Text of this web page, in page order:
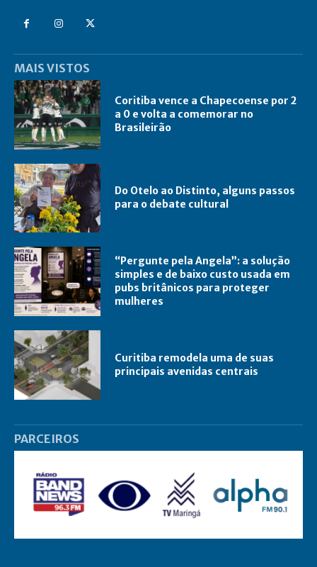
MAIS VISTOS
Coritiba vence a Chapecoense por 2
a 0 e volta a comemorar no
Brasileirão
Do Otelo ao Distinto, alguns passos
para o debate cultural
“Pergunte pela Angela”: a solução
simples e de baixo custo usada em
pubs britânicos para proteger
mulheres
Curitiba remodela uma de suas
principais avenidas centrais
PARCEIROS